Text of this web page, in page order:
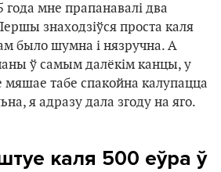
года мне прапанавалі два
знаходзіўся проста каля
было шумна і нязручна. А
ў самым далёкім канцы, у
мяшае табе спакойна калупацца
я адразу дала згоду на яго.
каля 500 еўра ў